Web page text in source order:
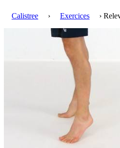
Calistree › Exercices ›